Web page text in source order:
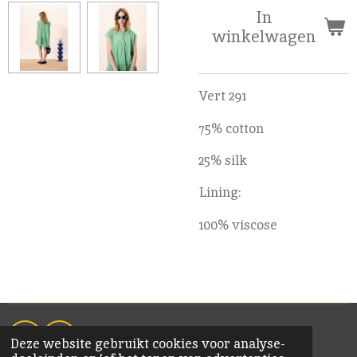
Deze website gebruikt cookies voor analyse-
In
winkelwagen
Vert 291
75% cotton
25% silk
Lining:
100% viscose
F
I